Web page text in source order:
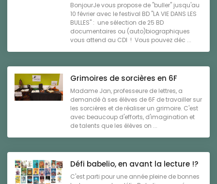
BonjourJe vous propose de "buller" jusqu'au
10 février avec le festival BD "LA VIE DANS LES
BULLES" : une sélection de 25 BD
documentaires ou (auto)biographiques
vous attend au CDI ! Vous pouvez déc ...
Grimoires de sorcières en 6F
Madame Jan, professeure de lettres, a
demandé à ses élèves de 6F de travailler sur
les sorcières et de réaliser un grimoire. C'est
avec beaucoup d'efforts, d'imagination et
de talents que les élèves on ...
Défi babelio, en avant la lecture !?
C'est parti pour une année pleine de bonnes